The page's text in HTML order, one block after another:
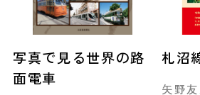
写真で見る世界の路
面電車
札沼
矢野